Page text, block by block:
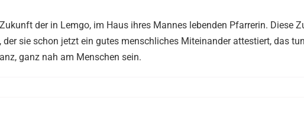
der in Lemgo, im Haus ihres Mannes lebenden Pfarrerin. Diese
sie schon jetzt ein gutes menschliches Miteinander attestiert, das
ganz nah am Menschen sein.